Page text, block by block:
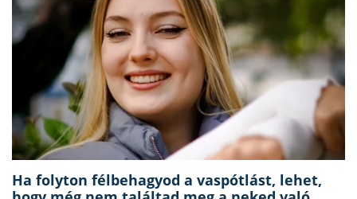
Ha folyton félbehagyod a vaspótlást, lehet,